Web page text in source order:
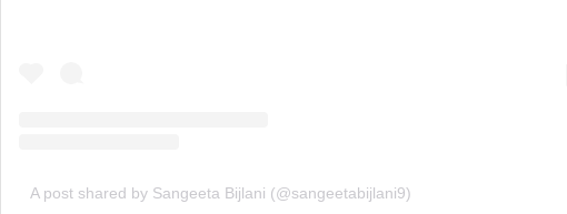
A post shared by Sangeeta Bijlani (@sangeetabijlani9)